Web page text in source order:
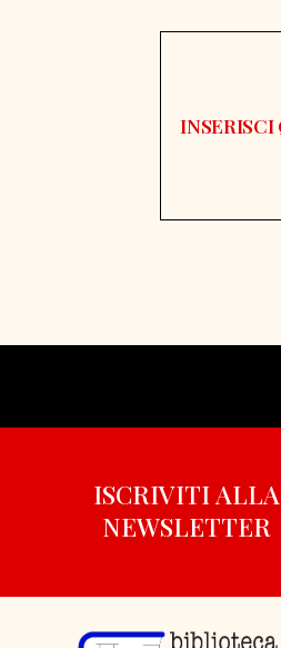
ISCRIVITI ALLA
NEWSLETTER